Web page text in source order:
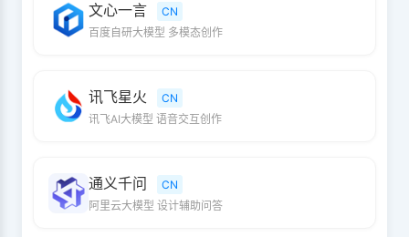
文心一言
CN
百度自研大模型 多模态创作
讯飞星火
CN
讯飞AI大模型 语音交互创作
通义千问
CN
阿里云大模型 设计辅助问答